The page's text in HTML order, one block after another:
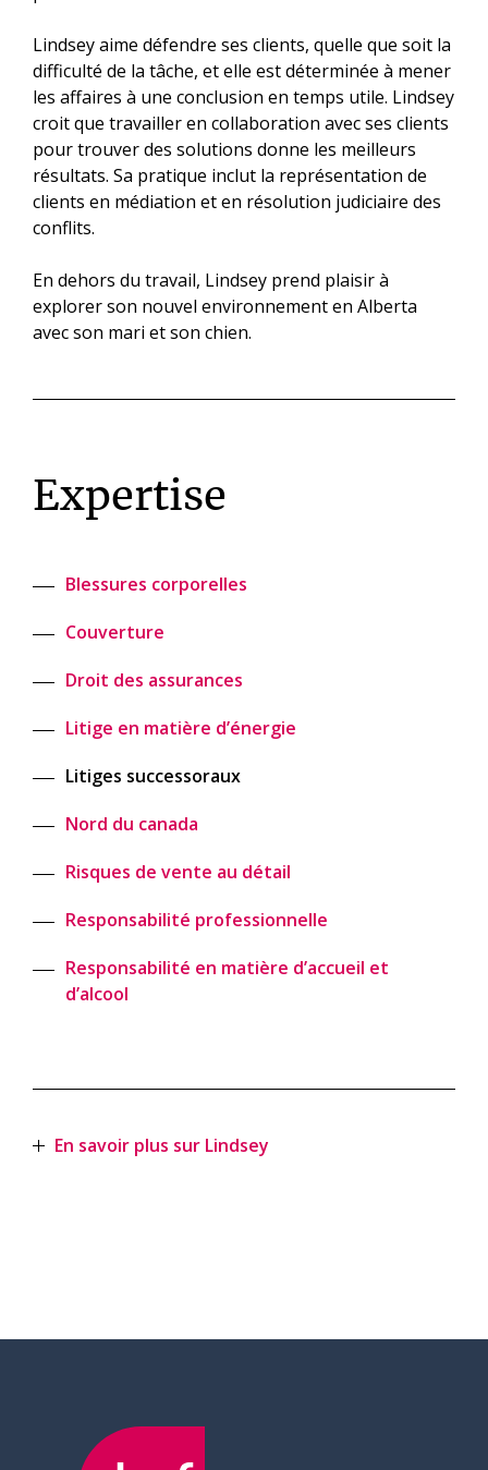
Lindsey aime défendre ses clients, quelle que soit la
difficulté de la tâche, et elle est déterminée à mener
les affaires à une conclusion en temps utile. Lindsey
croit que travailler en collaboration avec ses clients
pour trouver des solutions donne les meilleurs
résultats. Sa pratique inclut la représentation de
clients en médiation et en résolution judiciaire des
conflits.
En dehors du travail, Lindsey prend plaisir à
explorer son nouvel environnement en Alberta
avec son mari et son chien.
Expertise
Blessures corporelles
Couverture
Droit des assurances
Litige en matière d’énergie
Litiges successoraux
Nord du canada
Risques de vente au détail
Responsabilité professionnelle
Responsabilité en matière d’accueil et
d’alcool
En savoir plus sur Lindsey